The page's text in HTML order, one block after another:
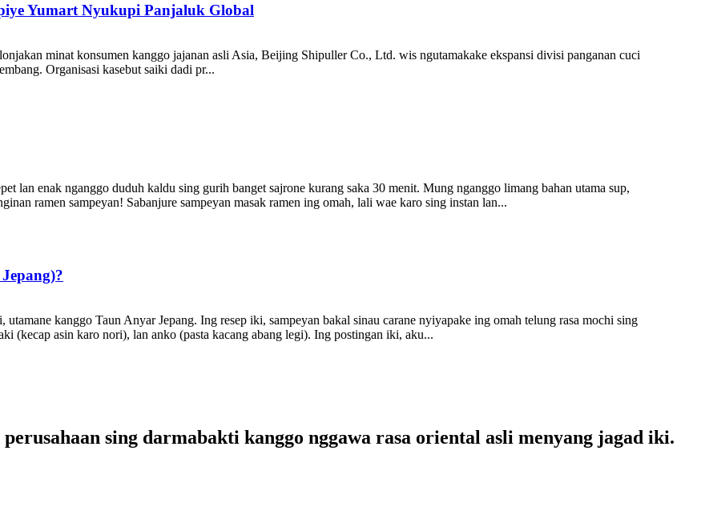
Yumart Nyukupi Panjaluk Global
minat konsumen kanggo jajanan asli Asia, Beijing Shipuller Co., Ltd. wis ngutamakake ekspansi divisi panganan cuci
Organisasi kasebut saiki dadi pr...
lan enak nganggo duduh kaldu sing gurih banget sajrone kurang saka 30 menit. Mung nganggo limang bahan utama sup,
ramen sampeyan! Sabanjure sampeyan masak ramen ing omah, lali wae karo sing instan lan...
utamane kanggo Taun Anyar Jepang. Ing resep iki, sampeyan bakal sinau carane nyiyapake ing omah telung rasa mochi sing
(kecap asin karo nori), lan anko (pasta kacang abang legi). Ing postingan iki, aku...
sing darmabakti kanggo nggawa rasa oriental asli menyang jagad iki.